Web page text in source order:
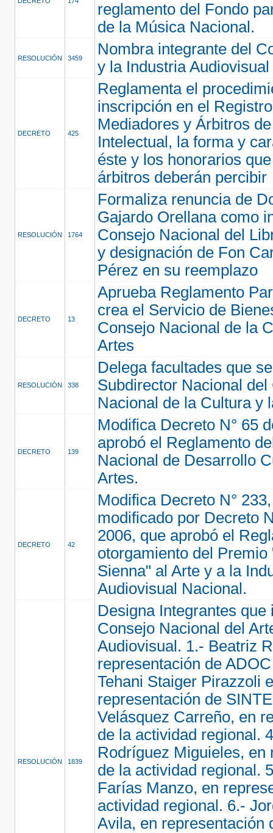
reglamento del Fondo
de la Música Nacional.
RESOLUCIÓN 3459
Nombra integrante del
y la Industria Audiovisual
DECRETO 425
Reglamenta el
inscripción en el
Mediadores y Árbitros
Intelectual, la forma y
éste y los honorarios
árbitros deberán percibir
RESOLUCIÓN 1764
Formaliza renuncia de
Gajardo Orellana como
Consejo Nacional del
y designación de Fon
Pérez en su reemplazo
DECRETO 13
Aprueba Reglamento
crea el Servicio de
Consejo Nacional de la
Artes
RESOLUCIÓN 338
Delega facultades que
Subdirector Nacional del
Nacional de la Cultura y
DECRETO 139
Modifica Decreto N° 65
aprobó el Reglamento
Nacional de Desarrollo
Artes.
DECRETO 42
Modifica Decreto N°
modificado por Decreto
2006, que aprobó el
otorgamiento del Premio
Sienna" al Arte y a la
Audiovisual Nacional.
RESOLUCIÓN 1839
Designa Integrantes que
Consejo Nacional del
Audiovisual. 1.- Beatriz
representación de
Tehani Staiger Pirazzoli
representación de
Velásquez Carreño, en
de la actividad regional.
Rodríguez Miguieles, en
de la actividad regional.
Farías Manzo, en
actividad regional. 6.-
Avila, en representación